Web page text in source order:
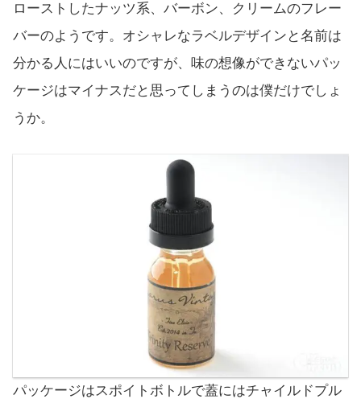
ローストしたナッツ系、バーボン、クリームのフレー
バーのようです。オシャレなラベルデザインと名前は
分かる人にはいいのですが、味の想像ができないパッ
ケージはマイナスだと思ってしまうのは僕だけでしょ
うか。
パッケージはスポイトボトルで蓋にはチャイルドプル